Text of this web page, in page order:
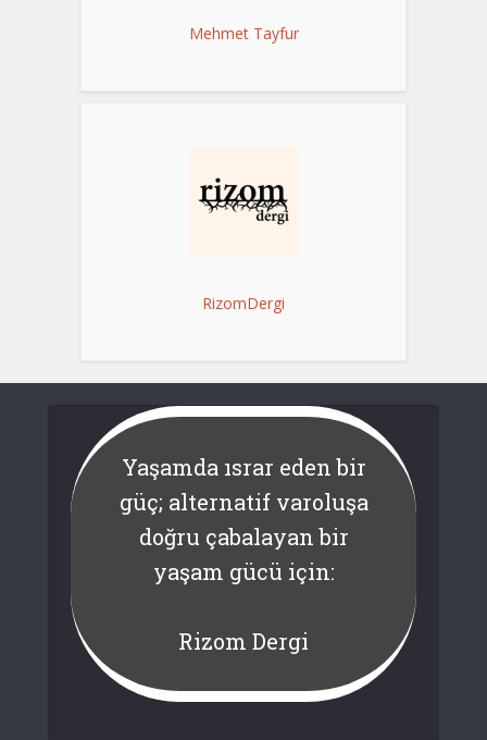
Mehmet Tayfur
RizomDergi
Yaşamda ısrar eden bir
güç; alternatif varoluşa
doğru çabalayan bir
yaşam gücü için:
Rizom Dergi